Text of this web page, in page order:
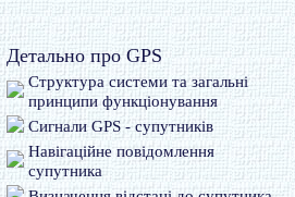
Детально про GPS
Структура системи та загальні
принципи функціонування
Сигнали GPS - супутників
Навігаційне повідомлення
супутника